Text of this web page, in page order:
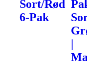
Sort/Rød
6-Pak
|